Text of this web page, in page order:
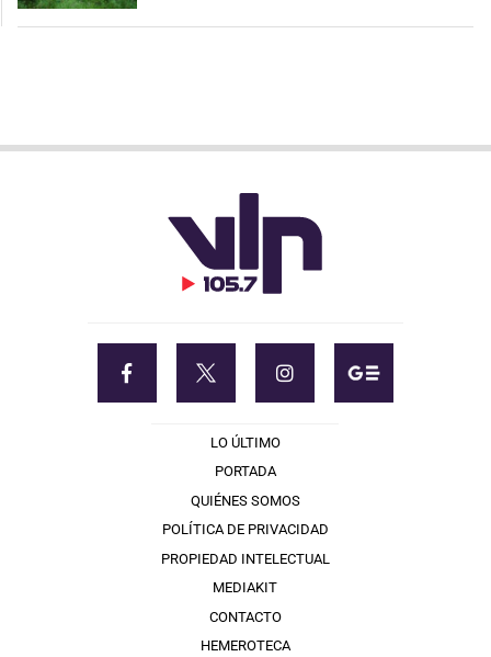
LO ÚLTIMO
PORTADA
QUIÉNES SOMOS
POLÍTICA DE PRIVACIDAD
PROPIEDAD INTELECTUAL
MEDIAKIT
CONTACTO
HEMEROTECA